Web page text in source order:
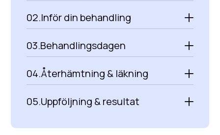
02.Inför din behandling
03.Behandlingsdagen
04.Återhämtning & läkning
05.Uppföljning & resultat